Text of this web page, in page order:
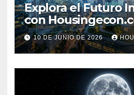
Explora el Futuro
con
10 DE JUNIO DE 2026